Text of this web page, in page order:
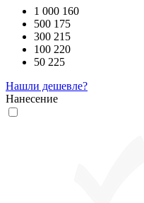
1 000 160
500 175
300 215
100 220
50 225
Нашли дешевле?
Нанесение